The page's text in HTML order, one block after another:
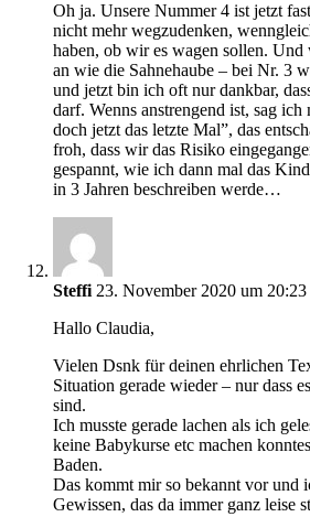
Oh ja. Unsere Nummer 4 ist jetzt
nicht mehr wegzudenken,
haben, ob wir es wagen sollen.
an wie die Sahnehaube – bei Nr. 3
und jetzt bin ich oft nur dankbar,
darf. Wenns anstrengend ist, sag
doch jetzt das letzte Mal”, das
froh, dass wir das Risiko
gespannt, wie ich dann mal das
in 3 Jahren beschreiben werde…
Steffi 23. November 2020 um
Hallo Claudia,
Vielen Dsnk für deinen ehrlichen
Situation gerade wieder – nur dass
sind.
Ich musste gerade lachen als ich
keine Babykurse etc machen
Baden.
Das kommt mir so bekannt vor und
Gewissen, das da immer ganz leise